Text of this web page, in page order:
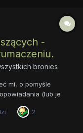
-
bronies
mi, o pomyśle
(lub je
tematy. Żeby
natychmiastowym
2